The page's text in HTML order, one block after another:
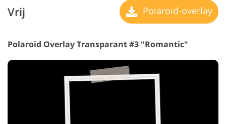
Vrij Polaroid-overlay
Polaroid Overlay Transparant #3 "Romantic"